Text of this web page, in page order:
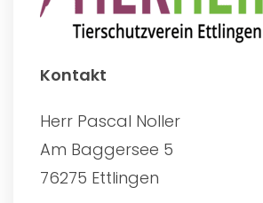
Kontakt
Herr Pascal Noller
Am Baggersee 5
76275 Ettlingen